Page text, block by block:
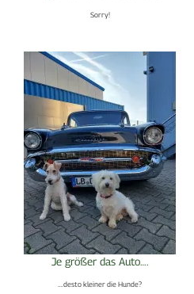
Sorry!
Je größer das Auto….
….desto kleiner die Hunde?